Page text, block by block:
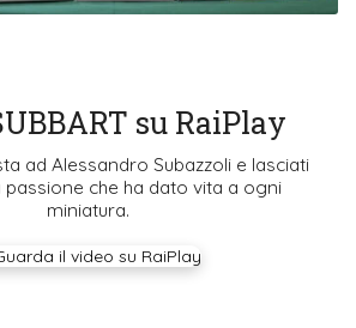
su RaiPlay
ad Alessandro Subazzoli e lasciati
passione che ha dato vita a ogni
miniatura.